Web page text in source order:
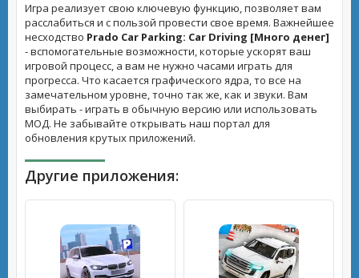
Игра реализует свою ключевую функцию, позволяет вам
расслабиться и с пользой провести свое время. Важнейшее
несходство Prado Car Parking: Car Driving [Много денег]
- вспомогательные возможности, которые ускорят ваш
игровой процесс, а вам не нужно часами играть для
прогресса. Что касается графического ядра, то все на
замечательном уровне, точно так же, как и звуки. Вам
выбирать - играть в обычную версию или использовать
МОД. Не забывайте открывать наш портал для
обновления крутых приложений.
Другие приложения: